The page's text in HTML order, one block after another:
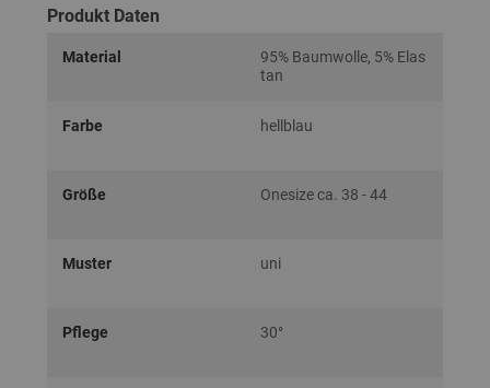
Produkt Daten
Material
95% Baumwolle, 5% Elas
tan
Farbe hellblau
Größe Onesize ca. 38 - 44
Muster uni
Pflege 30°